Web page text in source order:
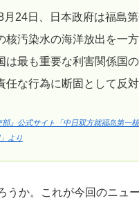
月24日、日本政府は福島
核汚染水の海洋放出を一
は最も重要な利害関係国の
任な行為に断固として反対
部』公式サイト「中日双方就福岛第一
より
うか。これが今回のニュ